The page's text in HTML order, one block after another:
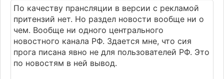
По качеству прансляции в версии с рекламой
притензий нет. Но раздел новости вообще ни о
чем. Вообще ни одного центрального
новостного канала РФ. Здается мне, что сия
прога писана явно не для пользователей РФ. Это
по новостям в ней вывод.